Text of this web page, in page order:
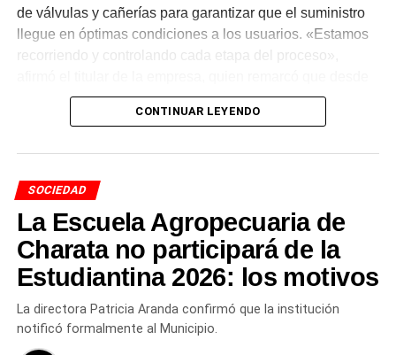
de válvulas y cañerías para garantizar que el suministro
llegue en óptimas condiciones a los usuarios. «Estamos
recorriendo y controlando cada etapa del proceso»,
el lugar viajó personalmente a Sáenz Peña paraverificar
cómo llega el agua y cómo funciona el sistema
extendió más de lo previsto
Las tareas forman parte de una obra sobre el
Segundo
Acueductodel Interior, que incluyó trabajos en la toma
del río Negro, a la altura de Makallé, la cisterna de Sáenz
Peña y la estación de bombeo N° 7. La intervención
estaba originalmente prevista entre el 27 y el 31 de julio,
CONTINUAR LEYENDO
SOCIEDAD
La Escuela Agropecuaria de
Charata no participará de la
Estudiantina 2026: los motivos
La directora Patricia Aranda confirmó que la institución
notificó formalmente al Municipio.